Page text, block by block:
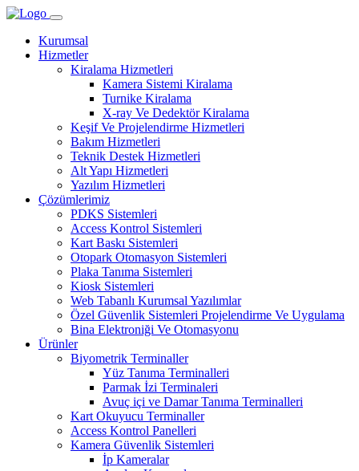
Kurumsal
Hizmetler
Kiralama Hizmetleri
Kamera Sistemi Kiralama
Turnike Kiralama
X-ray Ve Dedektör Kiralama
Keşif Ve Projelendirme Hizmetleri
Bakım Hizmetleri
Teknik Destek Hizmetleri
Alt Yapı Hizmetleri
Yazılım Hizmetleri
Çözümlerimiz
PDKS Sistemleri
Access Kontrol Sistemleri
Kart Baskı Sistemleri
Otopark Otomasyon Sistemleri
Plaka Tanıma Sistemleri
Kiosk Sistemleri
Web Tabanlı Kurumsal Yazılımlar
Özel Güvenlik Sistemleri Projelendirme Ve Uygulama
Bina Elektroniği Ve Otomasyonu
Ürünler
Biyometrik Terminaller
Yüz Tanıma Terminalleri
Parmak İzi Terminaleri
Avuç içi ve Damar Tanıma Terminalleri
Kart Okuyucu Terminaller
Access Kontrol Panelleri
Kamera Güvenlik Sistemleri
İp Kameralar